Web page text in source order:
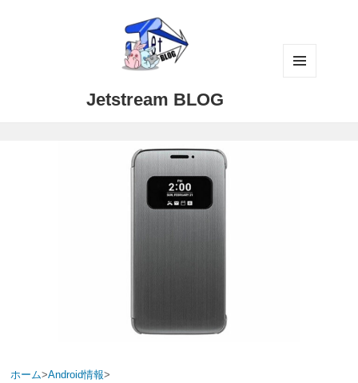
Jetstream BLOG
ホーム>Android情報>